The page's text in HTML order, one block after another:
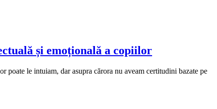
și emoțională a copiilor
poate le intuiam, dar asupra cărora nu aveam certitudini bazate pe